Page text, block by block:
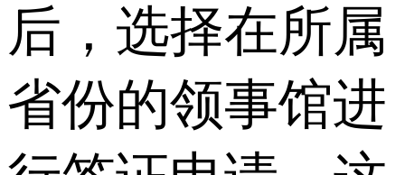
后，选择在所属
省份的领事馆进